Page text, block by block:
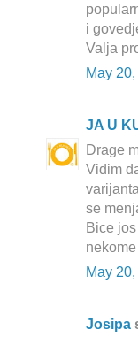
i
Valja
May
JA U
Drage
Vidim
se
Bice
May
Josipa